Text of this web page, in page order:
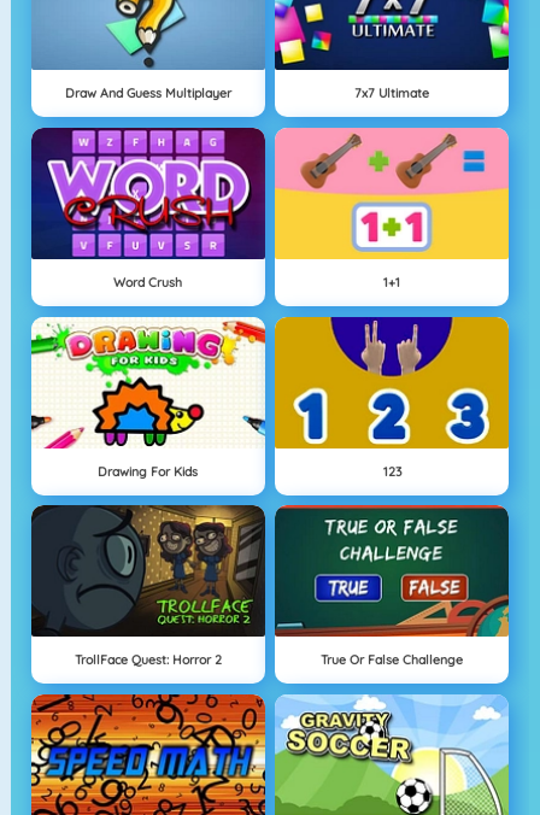
Draw And Guess Multiplayer 7x7 Ultimate
Word Crush 1+1
Drawing For Kids 123
TrollFace Quest: Horror 2 True Or False Challenge